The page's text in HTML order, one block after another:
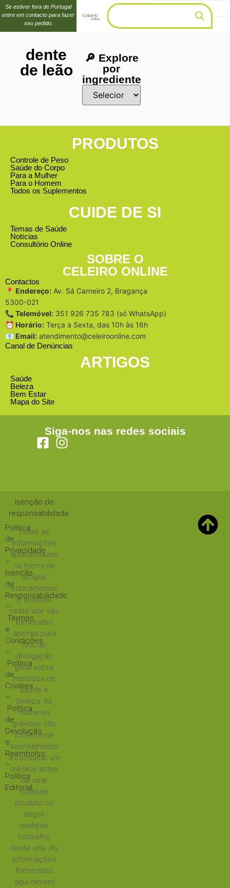
Se estiver fora de Portugal
entre em contacto para fazer
seu pedido.
dente
de leão
🔎 Explore
por
ingrediente
PRODUTOS
Controle de Peso
Saúde do Corpo
Para a Mulher
Para o Homem
Todos os Suplementos
CUIDE DE SI
Temas de Saúde
Notícias
Consultório Online
SOBRE O
CELEIRO ONLINE
Contactos
📍 Endereço: Av. Sá Carneiro 2, Bragança
5300-021
📞 Telemóvel: 351 926 735 783 (só WhatsApp)
⏰ Horário: Terça a Sexta, das 10h às 16h
📧 Email: atendimento@celeiroonline.com
Canal de Denúncias
ARTIGOS
Saúde
Beleza
Bem Estar
Mapa do Site
Siga-nos nas redes sociais
Política
de
Privacidade
–
Isenção
de
Responsabilidade
–
Termos
e
Condições
–
Política
de
Cookies
–
Política
de
Devolução
e
Reembolso
–
Política
Editorial
Isenção de
responsabilidade:
todas as
informações
apresentadas
na forma de
artigos
educacionais
e análises
neste site são
fornecidas
apenas para
fins de
divulgação
geral sobre
métodos de
saúde e
beleza. As
mulheres
grávidas são
fortemente
aconselhadas
a consultar um
médico antes
de usar
qualquer
produto ou
seguir
qualquer
conselho
deste site. As
informações
fornecidas
aqui devem